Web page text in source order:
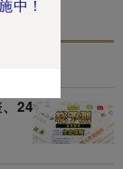
中！
24